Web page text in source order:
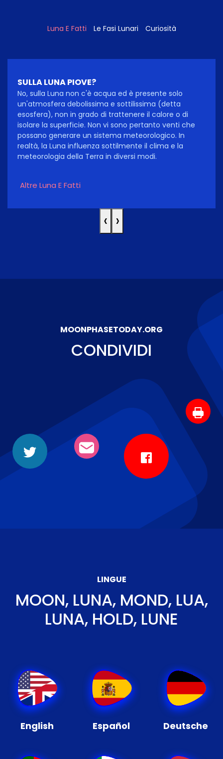
Luna E Fatti Le Fasi Lunari Curiosità
SULLA LUNA PIOVE?
No, sulla Luna non c'è acqua ed è presente solo
un'atmosfera debolissima e sottilissima (detta
esosfera), non in grado di trattenere il calore o di
isolare la superficie. Non vi sono pertanto venti che
possano generare un sistema meteorologico. In
realtà, la Luna influenza sottilmente il clima e la
meteorologia della Terra in diversi modi.
Altre Luna E Fatti
‹ ›
MOONPHASETODAY.ORG
CONDIVIDI
LINGUE
MOON, LUNA, MOND, LUA,
LUNA, HOLD, LUNE
English Español Deutsche